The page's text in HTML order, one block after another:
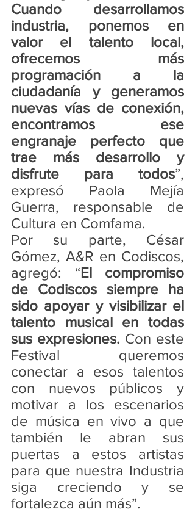
Cuando desarrollamos
industria, ponemos en
valor el talento local,
ofrecemos más
programación a la
ciudadanía y generamos
nuevas vías de conexión,
encontramos ese
engranaje perfecto que
trae más desarrollo y
disfrute para todos”,
expresó Paola Mejía
Guerra, responsable de
Cultura en Comfama.
Por su parte, César
Gómez, A&R en Codiscos,
agregó: “El compromiso
de Codiscos siempre ha
sido apoyar y visibilizar el
talento musical en todas
sus expresiones. Con este
Festival queremos
conectar a esos talentos
con nuevos públicos y
motivar a los escenarios
de música en vivo a que
también le abran sus
puertas a estos artistas
para que nuestra Industria
siga creciendo y se
fortalezca aún más”.